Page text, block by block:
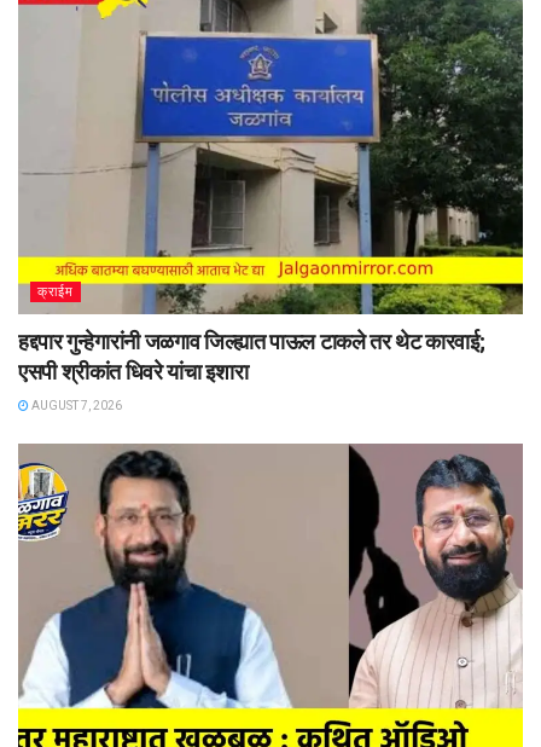
क्राईम
हद्दपार गुन्हेगारांनी जळगाव जिल्ह्यात पाऊल टाकले तर थेट कारवाई;
एसपी श्रीकांत धिवरे यांचा इशारा
AUGUST 7, 2026